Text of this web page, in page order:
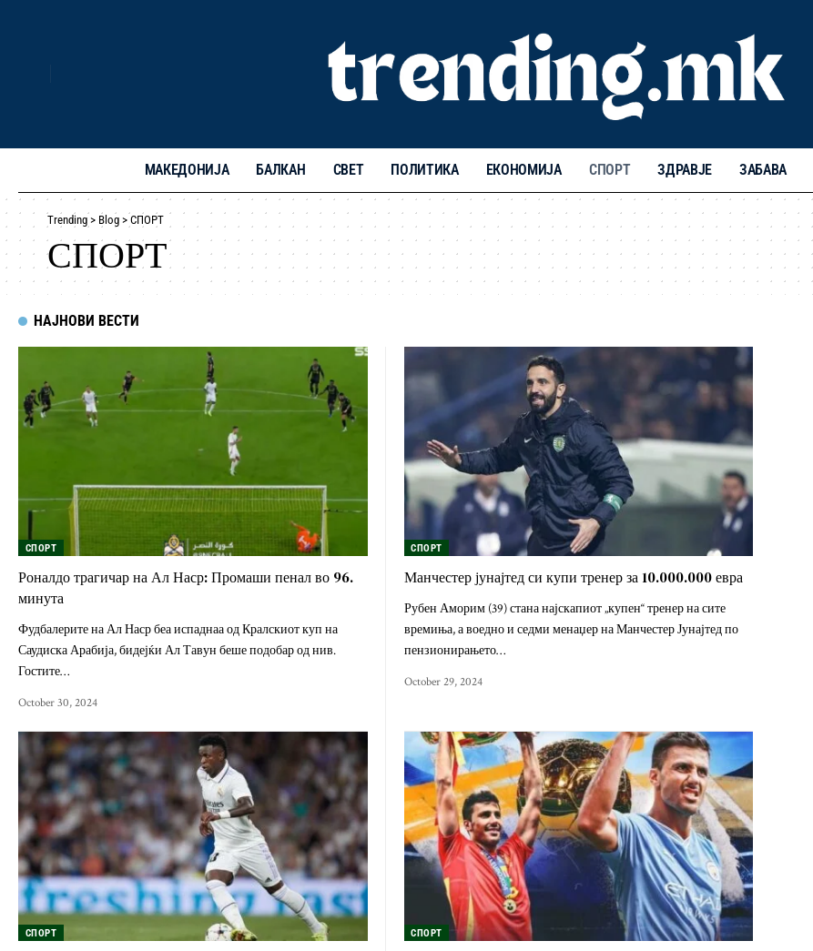
МАКЕДОНИЈА БАЛКАН СВЕТ ПОЛИТИКА ЕКОНОМИЈА СПОРТ ЗДРАВЈЕ ЗАБАВА
Trending > Blog > СПОРТ
СПОРТ
НАЈНОВИ ВЕСТИ
СПОРТ
Роналдо трагичар на Ал Наср: Промаши пенал во 96.
минута
Фудбалерите на Ал Наср беа испаднаа од Кралскиот куп на
Саудиска Арабија, бидејќи Ал Тавун беше подобар од нив.
Гостите…
October 30, 2024
СПОРТ
Манчестер јунајтед си купи тренер за 10.000.000 евра
Рубен Аморим (39) стана најскапиот „купен“ тренер на сите
времиња, а воедно и седми менаџер на Манчестер Јунајтед по
пензионирањето…
October 29, 2024
СПОРТ СПОРТ